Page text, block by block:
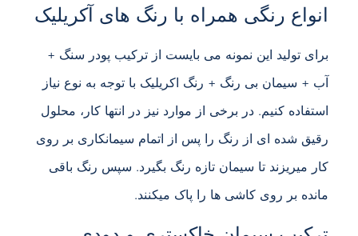
انواع رنگی همراه با رنگ های آکریلیک
برای تولید این نمونه می بایست از ترکیب پودر سنگ +
آب + سیمان بی رنگ + رنگ اکریلیک با توجه به نوع نیاز
استفاده کنیم. در برخی از موارد نیز در انتها کار، محلول
رقیق شده ای از رنگ را پس از اتمام سیمانکاری بر روی
کار میریزند تا سیمان تازه رنگ بگیرد. سپس رنگ باقی
مانده بر روی کاشی ها را پاک میکنند.